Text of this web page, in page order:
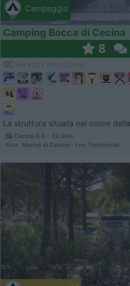
Campeggio
Camping Bocca di Cecina
8
La struttura situata nel cuore
Cecina (LI) - 32.6km
Fraz. Marina di Cecina - Loc. Porticciolo